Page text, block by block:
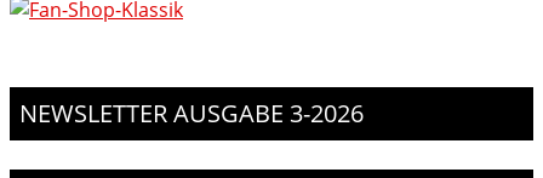
NEWSLETTER AUSGABE 3-2026